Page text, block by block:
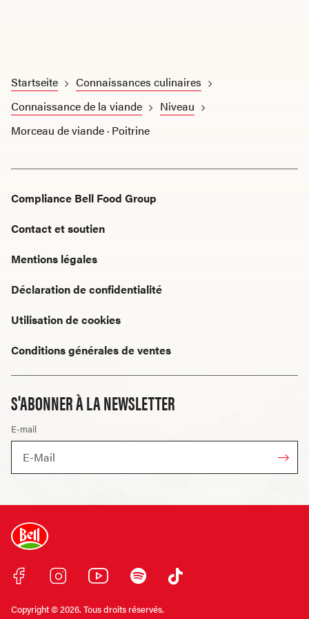
Startseite
Connaissances culinaires
Connaissance de la viande
Niveau
Morceau de viande · Poitrine
S'ABONNER À LA NEWSLETTER
E-mail
Compliance Bell Food Group
Contact et soutien
Mentions légales
Déclaration de confidentialité
Utilisation de cookies
Conditions générales de ventes
Copyright © 2026. Tous droits réservés.